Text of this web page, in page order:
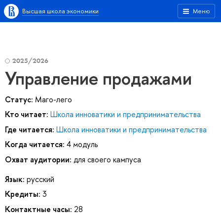
Меню
Высшая школа экономики
2025/2026
Управление продажами
Статус: Маго-лего
Кто читает: Школа инноватики и предпринимательства
Где читается: Школа инноватики и предпринимательства
Когда читается: 4 модуль
Охват аудитории: для своего кампуса
Язык: русский
Кредиты: 3
Контактные часы: 28